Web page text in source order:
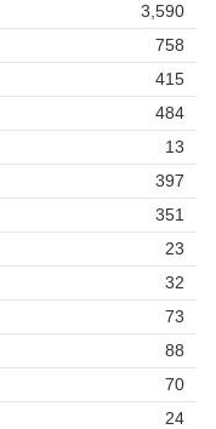
3,590
758
415
484
13
397
351
23
32
73
88
70
24